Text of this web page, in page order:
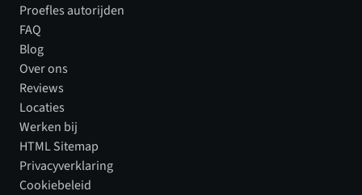
Proefles autorijden
FAQ
Blog
Over ons
Reviews
Locaties
Werken bij
HTML Sitemap
Privacyverklaring
Cookiebeleid